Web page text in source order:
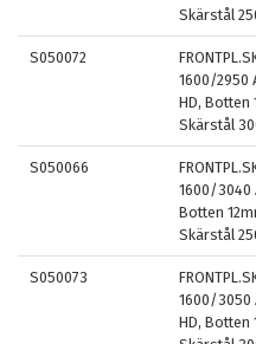
Skärstål
S050072
1600/2950
HD, Botten
Skärstål
S050066
1600/3040
Botten
Skärstål
S050073
1600/3050
HD, Botten